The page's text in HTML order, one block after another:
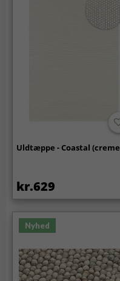
Uldtæppe - Coastal
kr.629
Nyhed